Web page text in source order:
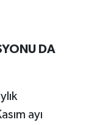
DA
ayı